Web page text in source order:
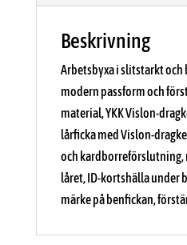
Beskrivning
Arbetsbyxa i slitstarkt
modern passform och
material, YKK Vislon-
lårficka med Vislon-
och
låret, ID-kortshälla under
märke på benfickan,